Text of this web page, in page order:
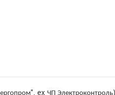
ex ЧП Электроконтроль)